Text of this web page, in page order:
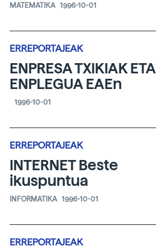
MATEMATIKA 1996-10-01
ERREPORTAJEAK
ENPRESA TXIKIAK ETA
ENPLEGUA EAEn
1996-10-01
ERREPORTAJEAK
INTERNET Beste
ikuspuntua
INFORMATIKA 1996-10-01
ERREPORTAJEAK